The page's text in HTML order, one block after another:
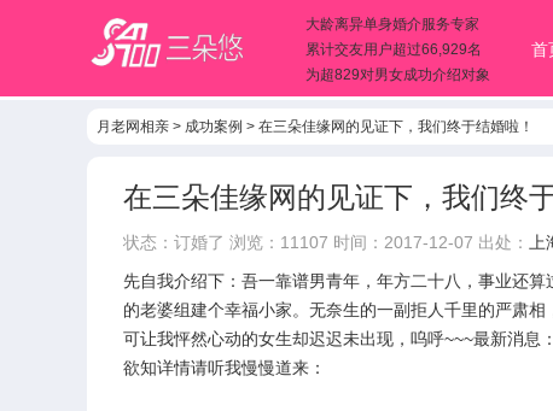
大龄离异单身婚介服务专家
累计交友用户超过66,929名
为超829对男女成功介绍对象
首
月老网相亲 > 成功案例 > 在三朵佳缘网的见证下，我们终于结婚啦！
在三朵佳缘网的见证下，我们终
状态： 订婚了 浏览：11107 时间：2017-12-07 出处：
先自我介绍下：吾一靠谱男青年，年方二十八，事业还
的老婆组建个幸福小家。无奈生的一副拒人千里的严肃
可让我怦然心动的女生却迟迟未出现，呜呼~~~最新消
欲知详情请听我慢慢道来：